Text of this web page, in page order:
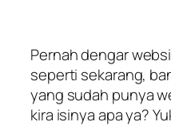
Pernah dengar
seperti sekarang,
yang sudah punya
kira isinya apa ya?